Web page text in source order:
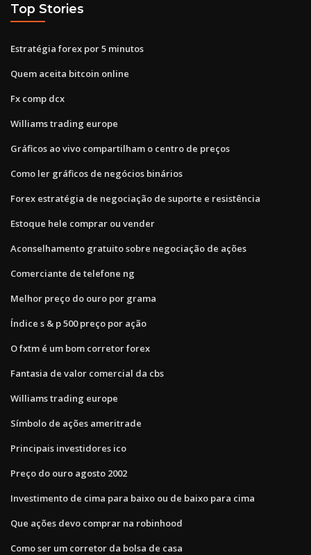
Top Stories
Estratégia forex por 5 minutos
Quem aceita bitcoin online
Fx comp dcx
Williams trading europe
Gráficos ao vivo compartilham o centro de preços
Como ler gráficos de negócios binários
Forex estratégia de negociação de suporte e resistência
Estoque hele comprar ou vender
Aconselhamento gratuito sobre negociação de ações
Comerciante de telefone ng
Melhor preço do ouro por grama
Índice s & p 500 preço por ação
O fxtm é um bom corretor forex
Fantasia de valor comercial da cbs
Williams trading europe
Símbolo de ações ameritrade
Principais investidores ico
Preço do ouro agosto 2002
Investimento de cima para baixo ou de baixo para cima
Que ações devo comprar na robinhood
Como ser um corretor da bolsa de casa